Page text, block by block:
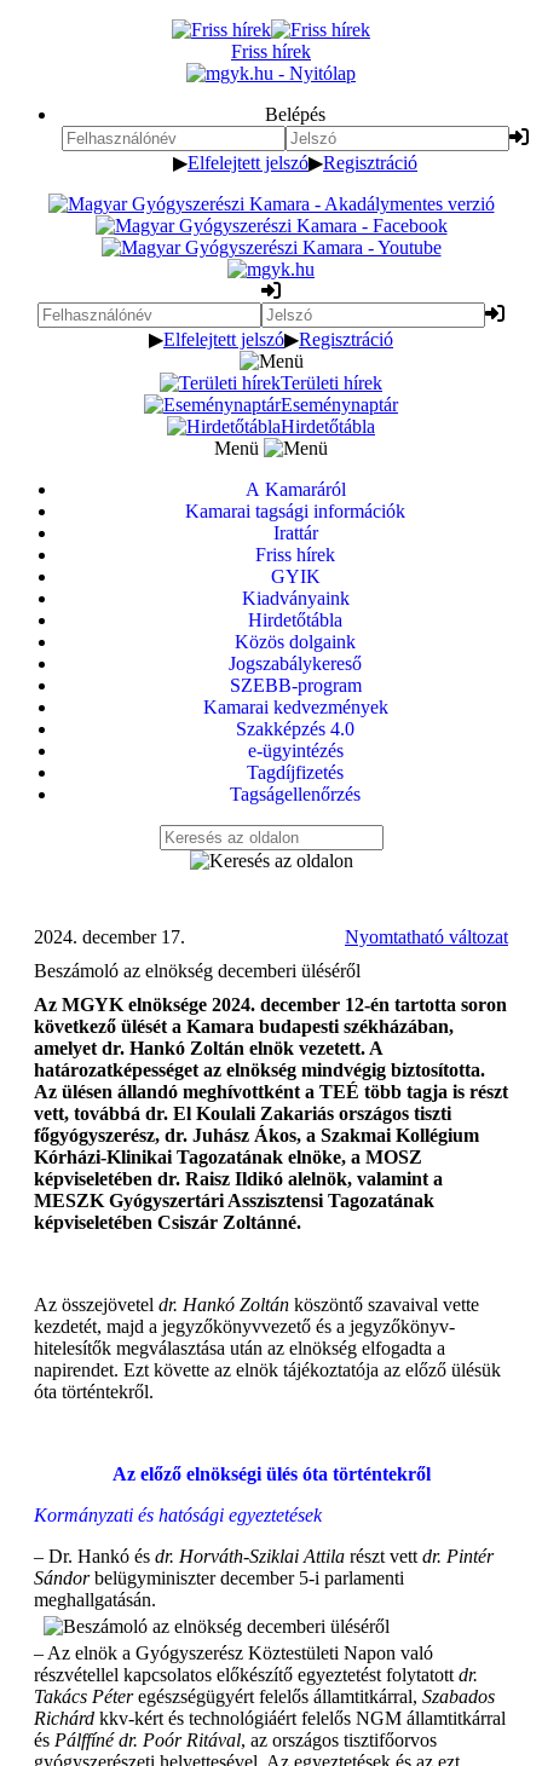
Friss hírek
Belépés
▶Elfelejtett jelszó▶Regisztráció
▶Elfelejtett jelszó▶Regisztráció
Területi hírek
Eseménynaptár
Hirdetőtábla
Menü
A Kamaráról
Kamarai tagsági információk
Irattár
Friss hírek
GYIK
Kiadványaink
Hirdetőtábla
Közös dolgaink
Jogszabálykereső
SZEBB-program
Kamarai kedvezmények
Szakképzés 4.0
e-ügyintézés
Tagdíjfizetés
Tagságellenőrzés
Nyomtatható változat
2024. december 17.
Beszámoló az elnökség decemberi üléséről
Az MGYK elnöksége 2024. december 12-én tartotta soron
következő ülését a Kamara budapesti székházában,
amelyet dr. Hankó Zoltán elnök vezetett. A
határozatképességet az elnökség mindvégig biztosította.
Az ülésen állandó meghívottként a TEÉ több tagja is részt
vett, továbbá dr. El Koulali Zakariás országos tiszti
főgyógyszerész, dr. Juhász Ákos, a Szakmai Kollégium
Kórházi-Klinikai Tagozatának elnöke, a MOSZ
képviseletében dr. Raisz Ildikó alelnök, valamint a
MESZK Gyógyszertári Asszisztensi Tagozatának
képviseletében Csiszár Zoltánné.
Az összejövetel dr. Hankó Zoltán köszöntő szavaival vette
kezdetét, majd a jegyzőkönyvvezető és a jegyzőkönyv-
hitelesítők megválasztása után az elnökség elfogadta a
napirendet. Ezt követte az elnök tájékoztatója az előző ülésük
óta történtekről.
Az előző elnökségi ülés óta történtekről
Kormányzati és hatósági egyeztetések
– Dr. Hankó és dr. Horváth-Sziklai Attila részt vett dr. Pintér
Sándorbelügyminiszter december 5-i parlamenti
meghallgatásán.
– Az elnök a Gyógyszerész Köztestületi Napon való
részvétellel kapcsolatos előkészítő egyeztetést folytatott dr.
Takács Péteregészségügyért felelős államtitkárral, Szabados
Richárd kkv-kért és technológiáért felelős NGM államtitkárral
és Pálffíné dr. Poór Ritával, az országos tisztifőorvos
gyógyszerészeti helyettesével. Az egyeztetések és az ezt